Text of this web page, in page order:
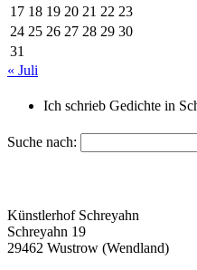
17 18 19 20 21 22 23
24 25 26 27 28 29 30
31
« Juli
Ich schrieb Gedichte in
Suche nach:
Künstlerhof Schreyahn
Schreyahn 19
29462 Wustrow (Wendland)